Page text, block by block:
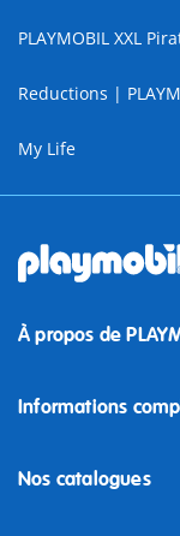
PLAYMOBIL XXL
Reductions |
My Life
À propos de
Informations
Nos catalogues